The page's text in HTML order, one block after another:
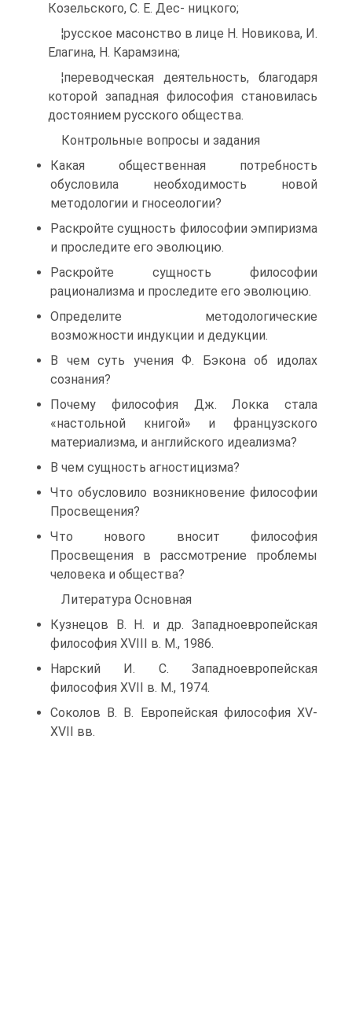
Козельского, С. Е. Дес- ницкого;
¦русское масонство в лице Н. Новикова, И.
Елагина, Н. Карамзина;
¦переводческая деятельность, благодаря
которой западная философия становилась
достоянием русского общества.
Контрольные вопросы и задания
Какая общественная потребность
обусловила необходимость новой
методологии и гносеологии?
Раскройте сущность философии эмпиризма
и проследите его эволюцию.
Раскройте сущность философии
рационализма и проследите его эволюцию.
Определите методологические
возможности индукции и дедукции.
В чем суть учения Ф. Бэкона об идолах
сознания?
Почему философия Дж. Локка стала
«настольной книгой» и французского
материализма, и английского идеализма?
В чем сущность агностицизма?
Что обусловило возникновение философии
Просвещения?
Что нового вносит философия
Просвещения в рассмотрение проблемы
человека и общества?
Литература Основная
Кузнецов В. Н. и др. Западноевропейская
философия XVIII в. М., 1986.
Нарский И. С. Западноевропейская
философия XVII в. М., 1974.
Соколов В. В. Европейская философия XV-
XVII вв.